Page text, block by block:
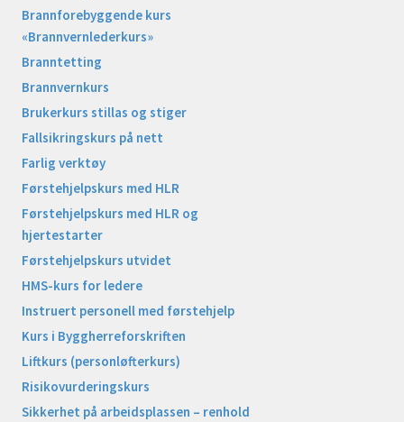
Brannforebyggende kurs
«Brannvernlederkurs»
Branntetting
Brannvernkurs
Brukerkurs stillas og stiger
Fallsikringskurs på nett
Farlig verktøy
Førstehjelpskurs med HLR
Førstehjelpskurs med HLR og
hjertestarter
Førstehjelpskurs utvidet
HMS-kurs for ledere
Instruert personell med førstehjelp
Kurs i Byggherreforskriften
Liftkurs (personløfterkurs)
Risikovurderingskurs
Sikkerhet på arbeidsplassen – renhold